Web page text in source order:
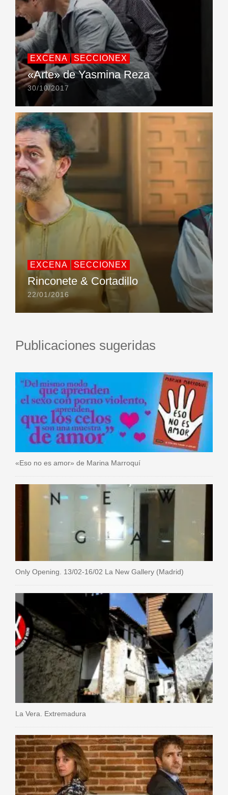
EXCENA SECCIONEX
«Arte» de Yasmina Reza
30/10/2017
EXCENA SECCIONEX
Rinconete & Cortadillo
22/01/2016
Publicaciones sugeridas
«Eso no es amor» de Marina Marroquí
Only Opening. 13/02-16/02 La New Gallery (Madrid)
La Vera. Extremadura